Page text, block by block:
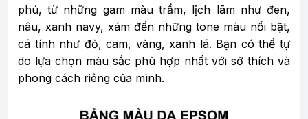
phú, từ những gam màu trầm, lịch lãm như đen,
nâu, xanh navy, xám đến những tone màu nổi bật,
cá tính như đỏ, cam, vàng, xanh lá. Bạn có thể tự
do lựa chọn màu sắc phù hợp nhất với sở thích và
phong cách riêng của mình.